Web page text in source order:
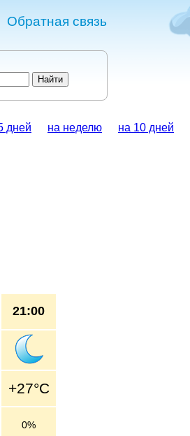
Обратная связь
дней на неделю на 10 дней
21:00
+27°C
0%